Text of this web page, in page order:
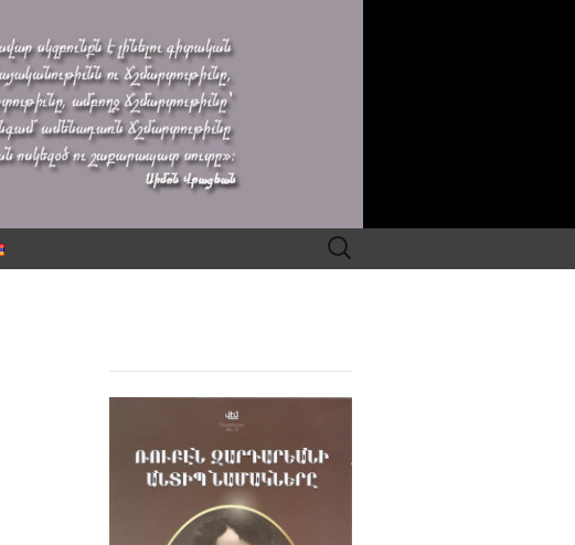
Search
for: